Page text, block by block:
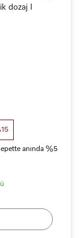
dozaj I
anında %5